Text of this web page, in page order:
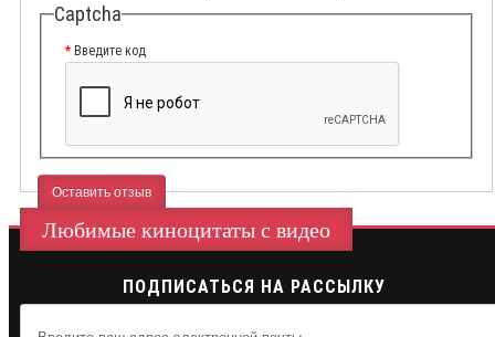
Captcha
Введите код
Оставить отзыв
Любимые киноцитаты с видео
ПОДПИСАТЬСЯ НА РАССЫЛКУ